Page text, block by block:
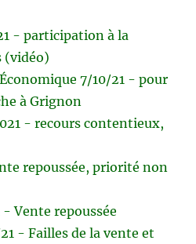
- participation à la
(vidéo)
7/10/21 - pour
à Grignon
- recours contentieux,
repoussée, priorité non
- Vente repoussée
- Failles de la vente et